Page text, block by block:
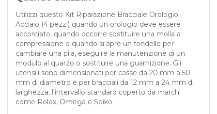
Utilizzi questo Kit Riparazione Bracciale Orologio
Acciaio (4 pezzi) quando un orologio deve essere
accorciato, quando occorre sostituire una molla a
compressione o quando si apre un fondello per
cambiare una pila, eseguire la manutenzione di un
modulo al quarzo o sostituire una guarnizione. Gli
utensili sono dimensionati per casse da 20 mm a 50
mm di diametro e per bracciali da 12 mm a 24 mm di
larghezza, l'intervallo standard coperto da marchi
come Rolex, Omega e Seiko.